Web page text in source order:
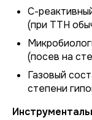
С-
(при ТТН
(посев на
Газовый
степени